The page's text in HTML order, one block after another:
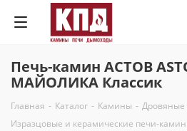
Печь-камин АСТОВ
МАЙОЛИКА Классик
Главная - Каталог - Камины -
Изразцовые и керамические печи-